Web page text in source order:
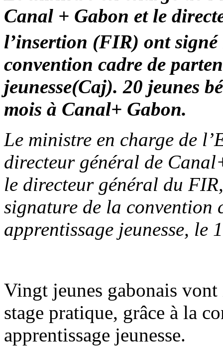
Canal + Gabon et le
l’insertion (FIR) ont signé
convention cadre de
jeunesse(Caj). 20 jeunes
mois à Canal+ Gabon.
Le ministre en charge de
directeur général de
le directeur général du
signature de la convention
apprentissage jeunesse,
Vingt jeunes gabonais
stage pratique, grâce à la
apprentissage jeunesse.